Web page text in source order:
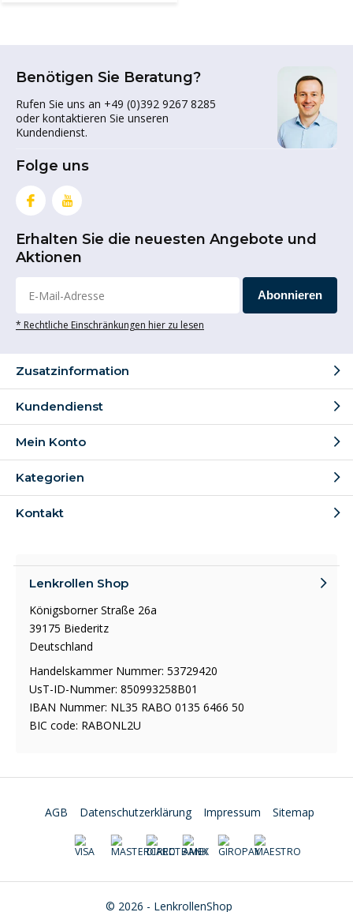
Benötigen Sie Beratung?
Rufen Sie uns an +49 (0)392 9267 8285
oder kontaktieren Sie unseren
Kundendienst.
Folge uns
Erhalten Sie die neuesten Angebote und
Aktionen
Abonnieren
* Rechtliche Einschränkungen hier zu lesen
Zusatzinformation
Kundendienst
Mein Konto
Kategorien
Kontakt
Lenkrollen Shop
Königsborner Straße 26a
39175 Biederitz
Deutschland
Handelskammer Nummer: 53729420
UsT-ID-Nummer: 850993258B01
IBAN Nummer: NL35 RABO 0135 6466 50
BIC code: RABONL2U
© 2026 - LenkrollenShop
AGB Datenschutzerklärung Impressum Sitemap